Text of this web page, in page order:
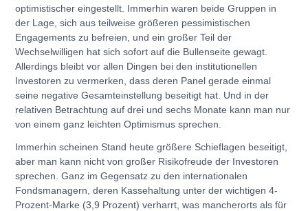
optimistischer eingestellt. Immerhin waren beide Gruppen in
der Lage, sich aus teilweise größeren pessimistischen
Engagements zu befreien, und ein großer Teil der
Wechselwilligen hat sich sofort auf die Bullenseite gewagt.
Allerdings bleibt vor allen Dingen bei den institutionellen
Investoren zu vermerken, dass deren Panel gerade einmal
seine negative Gesamteinstellung beseitigt hat. Und in der
relativen Betrachtung auf drei und sechs Monate kann man nur
von einem ganz leichten Optimismus sprechen.
Immerhin scheinen Stand heute größere Schieflagen beseitigt,
aber man kann nicht von großer Risikofreude der Investoren
sprechen. Ganz im Gegensatz zu den internationalen
Fondsmanagern, deren Kassehaltung unter der wichtigen 4-
Prozent-Marke (3,9 Prozent) verharrt, was mancherorts als für